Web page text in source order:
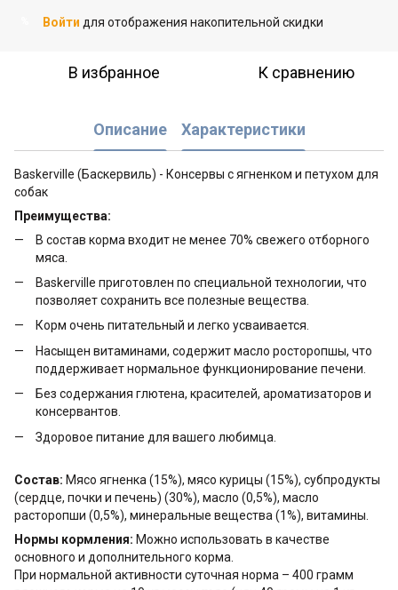
Войти для отображения накопительной скидки
В избранное К сравнению
Описание Характеристики
Baskerville (Баскервиль) - Консервы с ягненком и петухом для
собак
Преимущества:
В состав корма входит не менее 70% свежего отборного
мяса.
Baskerville приготовлен по специальной технологии, что
позволяет cохранить все полезные вещества.
Корм очень питательный и легко усваивается.
Насыщен витаминами, содержит масло росторопшы, что
поддерживает нормальное функционирование печени.
Без содержания глютена, красителей, ароматизаторов и
консервантов.
Здоровое питание для вашего любимца.
Состав: Мясо ягненка (15%), мясо курицы (15%), субпродукты
(сердце, почки и печень) (30%), масло (0,5%), масло
расторопши (0,5%), минеральные вещества (1%), витамины.
Нормы кормления: Можно использовать в качестве
основного и дополнительного корма.
При нормальной активности суточная норма – 400 грамм